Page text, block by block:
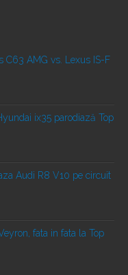
C63 AMG vs. Lexus IS-F
ix35 parodiază Top
Audi R8 V10 pe circuit
fata in fata la Top